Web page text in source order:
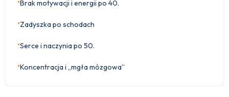
•Brak motywacji i energii po 40.
•Zadyszka po schodach
•Serce i naczynia po 50.
•Koncentracja i „mgła mózgowa”